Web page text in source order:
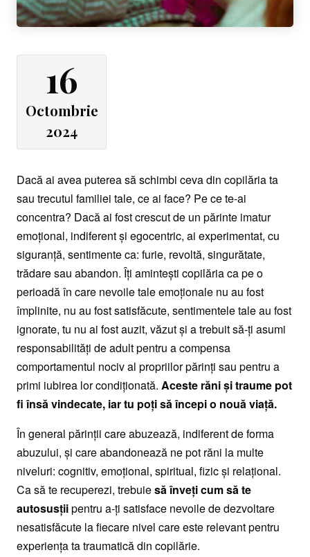
16
Octombrie
2024
Dacă ai avea puterea să schimbi ceva din copilăria ta
sau trecutul familiei tale, ce ai face? Pe ce te-ai
concentra? Dacă ai fost crescut de un părinte imatur
emoţional, indiferent şi egocentric, ai experimentat, cu
siguranţă, sentimente ca: furie, revoltă, singurătate,
trădare sau abandon. Îţi aminteşti copilăria ca pe o
perioadă în care nevoile tale emoţionale nu au fost
împlinite, nu au fost satisfăcute, sentimentele tale au fost
ignorate, tu nu ai fost auzit, văzut şi a trebuit să-ţi asumi
responsabilităţi de adult pentru a compensa
comportamentul nociv al propriilor părinţi sau pentru a
primi iubirea lor condiţionată. Aceste răni şi traume pot
fi însă vindecate, iar tu poţi să începi o nouă viaţă.
În general părinţii care abuzează, indiferent de forma
abuzului, şi care abandonează ne pot răni la multe
niveluri: cognitiv, emoţional, spiritual, fizic şi relaţional.
Ca să te recuperezi, trebuiesă înveţi cum să te
autosusţiipentru a-ţi satisface nevoile de dezvoltare
nesatisfăcute la fiecare nivel care este relevant pentru
experienţa ta traumatică din copilărie.